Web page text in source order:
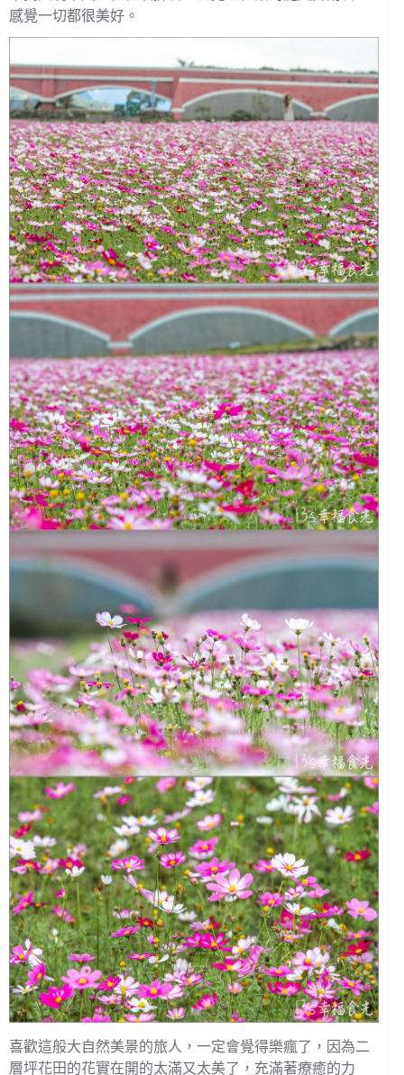
感覺一切都很美好。
喜歡這般大自然美景的旅人，一定會覺得樂瘋了，因為二
層坪花田的花實在開的太滿又太美了，充滿著療癒的力